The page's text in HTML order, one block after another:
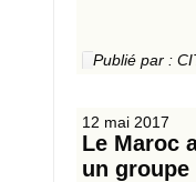
Publié par :
12 mai 2017
Le Maroc
un